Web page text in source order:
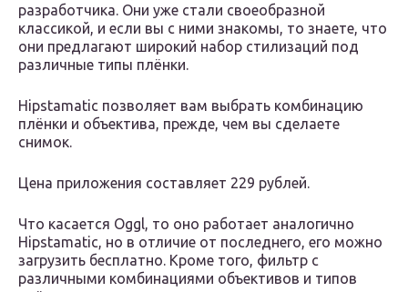
разработчика. Они уже стали своеобразной
классикой, и если вы с ними знакомы, то знаете, что
они предлагают широкий набор стилизаций под
различные типы плёнки.
Hipstamatic позволяет вам выбрать комбинацию
плёнки и объектива, прежде, чем вы сделаете
снимок.
Цена приложения составляет 229 рублей.
Что касается Oggl, то оно работает аналогично
Hipstamatic, но в отличие от последнего, его можно
загрузить бесплатно. Кроме того, фильтр с
различными комбинациями объективов и типов